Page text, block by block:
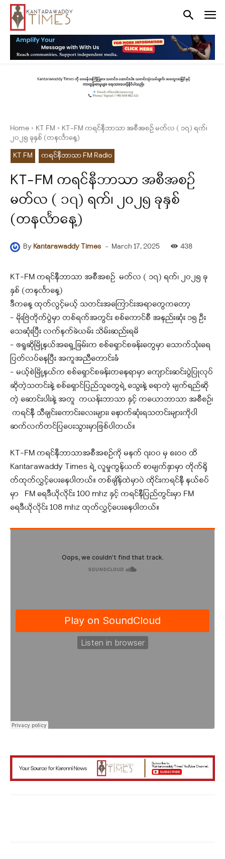
Home KT FM
KT-FM ကရင်နီဘာသာ အစီအစဉ် မတ်လ ( ၁၇) ရက်၊
၂၀၂၅ ခုနှစ် (တနင်္လာနေ့)
KT FM
ကရင်နီဘာသာ FM Radio
KT-FM ကရင်နီဘာသာ အစီအစဉ်
မတ်လ ( ၁၇) ရက်၊ ၂၀၂၅ ခုနှစ်
(တနင်္လာနေ့)
By Kantarawaddy Times - March 17, 2025 438
KT-FM ကရင်နီဘာသာ အစီအစဉ် မတ်လ ( ၁၇) ရက်၊ ၂၀၂၅ ခု
နှစ် (တနင်္လာနေ့)
ဒီကနေ့ ထုတ်လွင့်မယ့် သတင်းအကြောင်းအရာတွေကတော့
– မိုးဗြဲတိုက်ပွဲမှာ တစ်ရက်အတွင်း စစ်ကောင်စီ အနည်းဆုံး ၁၅ ဦး
သေဆုံးပြီး လက်နက်ခဲယမ်း သိမ်းဆည်းရမိ
– ဖရူဆိုမြို့နယ်အရှေ့ခြမ်းက စစ်ရှောင်စခန်းတွေမှာ သောက်သုံးရေ
ပြတ်လပ်နေပြီး အကူအညီတောင်းခံ
– မယ့်စဲမြို့နယ်က စစ်ရှောင်စခန်းတနေရာမှာ ကျောင်းဆင်းပွဲပြုလုပ်
ဆိုတဲ့သတင်းနဲ့ စစ်ရှောင်ပြည်သူတွေရဲ့ သွေးနဲ့ ရောတဲ့ မျက်ရည်ဆို
တဲ့ ဆောင်းပါးနဲ့ အတူ ကယန်းဘာသာ နှင့် ကယောဘာသာ အစီစဉ်၊
ကရင်နီ သီချင်းကောင်းလေးများ၊ နောက်ဆုံးရသတင်းများကိုပါ
ဆက်လက်တင်ပြပေးသွားမှာဖြစ်ပါတယ်။
KT-FM ကရင်နီဘာသာအစီအစဉ်ကို မနက် ၇း၀၀ မှ ၈းဝဝ ထိ
Kantarawaddy Times ရဲ့ လူမှုကွန်ယက် စာမျက်နှာမှာ တိုက်ရို
တ်ထုတ်လွှင့်ပေးနေပါတယ်။ တစ်ချိန်ထဲမှာပဲ ထိုင်းကရင်နီ နယ်စပ်
မှာ FM ရေဒီယိုလိုင်း 100 mhz နှင့် ကရင်နီပြည်တွင်းမှာ FM
ရေဒီယိုလိုင်း 108 mhz ထုတ်လွှင့်ပေးနေပါတယ်။